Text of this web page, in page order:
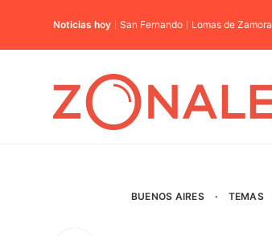
Noticias hoy San Fernando Lomas de Zamora
BUENOS AIRES · TEMAS